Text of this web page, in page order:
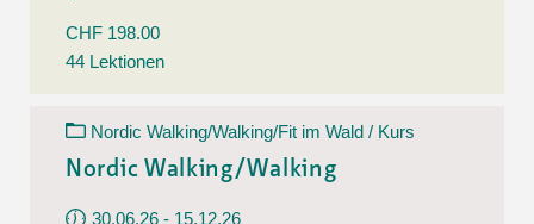
CHF 198.00
44 Lektionen
Nordic Walking/Walking/Fit im Wald / Kurs
Nordic Walking/Walking
30.06.26 - 15.12.26